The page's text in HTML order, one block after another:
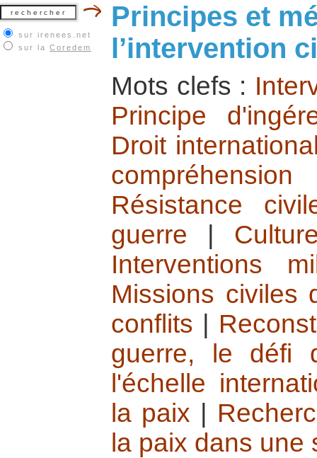
sur irenees.net
sur la Coredem
Principes et
l’intervention
Mots clefs :
Principe
Droit
Résistance
guerre
Interventions
Missions civiles
conflits
guerre, le défi
l'échelle
la paix
la paix dans une